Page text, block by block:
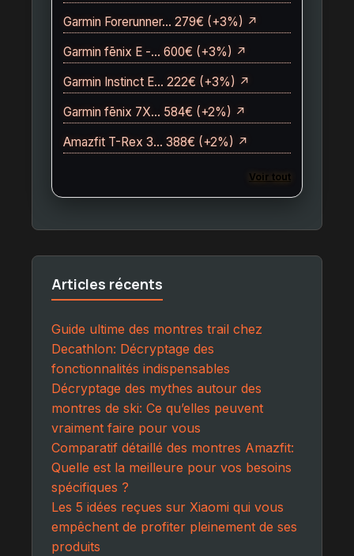
Garmin Forerunner… 279€ (+3%) ↗
Garmin fēnix E -… 600€ (+3%) ↗
Garmin Instinct E… 222€ (+3%) ↗
Garmin fēnix 7X… 584€ (+2%) ↗
Amazfit T-Rex 3… 388€ (+2%) ↗
Voir tout
Articles récents
Guide ultime des montres trail chez
Decathlon: Décryptage des
fonctionnalités indispensables
Décryptage des mythes autour des
montres de ski: Ce qu’elles peuvent
vraiment faire pour vous
Comparatif détaillé des montres Amazfit:
Quelle est la meilleure pour vos besoins
spécifiques ?
Les 5 idées reçues sur Xiaomi qui vous
empêchent de profiter pleinement de ses
produits